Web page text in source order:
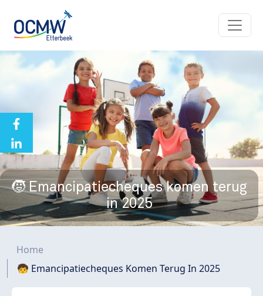
🧒 Emancipatiecheques komen terug
in 2025
Kruimelpad
Home
🧒 Emancipatiecheques Komen Terug In 2025